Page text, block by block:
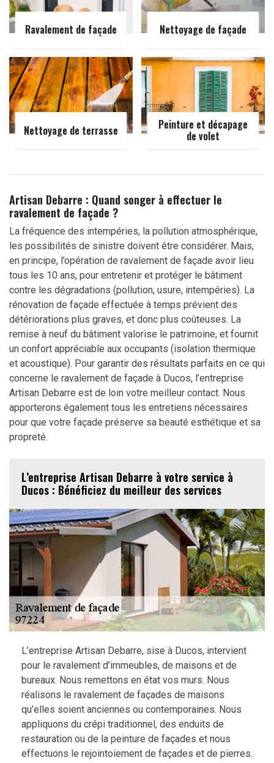
Ravalement de façade Nettoyage de façade
Nettoyage de terrasse Peinture et décapage
de volet
Artisan Debarre : Quand songer à effectuer le
ravalement de façade ?
La fréquence des intempéries, la pollution atmosphérique,
les possibilités de sinistre doivent être considérer. Mais,
en principe, l’opération de ravalement de façade avoir lieu
tous les 10 ans, pour entretenir et protéger le bâtiment
contre les dégradations (pollution, usure, intempéries). La
rénovation de façade effectuée à temps prévient des
détériorations plus graves, et donc plus coûteuses. La
remise à neuf du bâtiment valorise le patrimoine, et fournit
un confort appréciable aux occupants (isolation thermique
et acoustique). Pour garantir des résultats parfaits en ce qui
concerne le ravalement de façade à Ducos, l’entreprise
Artisan Debarre est de loin votre meilleur contact. Nous
apporterons également tous les entretiens nécessaires
pour que votre façade préserve sa beauté esthétique et sa
propreté.
L’entreprise Artisan Debarre à votre service à
Ducos : Bénéficiez du meilleur des services
L’entreprise Artisan Debarre, sise à Ducos, intervient
pour le ravalement d’immeubles, de maisons et de
bureaux. Nous remettons en état vos murs. Nous
réalisons le ravalement de façades de maisons
qu’elles soient anciennes ou contemporaines. Nous
appliquons du crépi traditionnel, des enduits de
restauration ou de la peinture de façades et nous
effectuons le rejointoiement de façades et de pierres.